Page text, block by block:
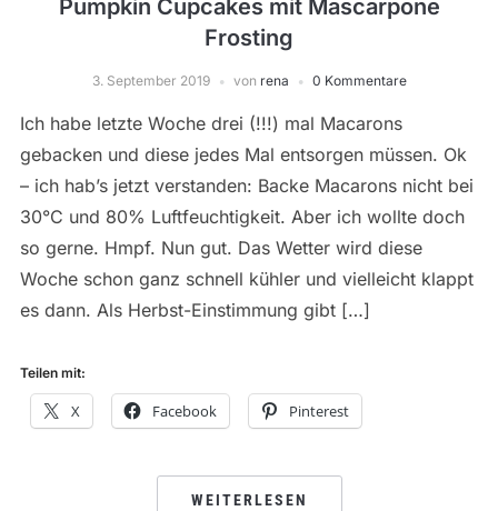
Pumpkin Cupcakes mit Mascarpone
Frosting
3. September 2019 von rena 0 Kommentare
Ich habe letzte Woche drei (!!!) mal Macarons
gebacken und diese jedes Mal entsorgen müssen. Ok
– ich hab’s jetzt verstanden: Backe Macarons nicht bei
30°C und 80% Luftfeuchtigkeit. Aber ich wollte doch
so gerne. Hmpf. Nun gut. Das Wetter wird diese
Woche schon ganz schnell kühler und vielleicht klappt
es dann. Als Herbst-Einstimmung gibt […]
Teilen mit:
X Facebook Pinterest
WEITERLESEN